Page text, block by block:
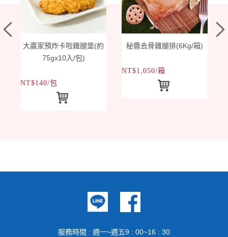
大贏家預炸卡啦雞腿堡(約
75gx10入/包)
NT$140/包
秘醬去骨雞腿排(6Kg/箱)
NT$1,050/箱
服務時間 : 週一~週五9 : 00~16 : 30